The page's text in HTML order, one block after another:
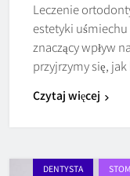
Leczenie
estetyki
znaczący wpływ
przyjrzymy się,
Czytaj więcej
DENTYSTA